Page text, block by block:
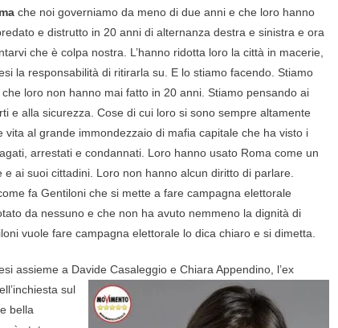
che noi governiamo da meno di due anni e che loro hanno
e distrutto in 20 anni di alternanza destra e sinistra e ora
che è colpa nostra. L’hanno ridotta loro la città in macerie,
la responsabilità di ritirarla su. E lo stiamo facendo. Stiamo
loro non hanno mai fatto in 20 anni. Stiamo pensando ai
e alla sicurezza. Cose di cui loro si sono sempre altamente
vita al grande immondezzaio di mafia capitale che ha visto i
arrestati e condannati. Loro hanno usato Roma come un
ai suoi cittadini. Loro non hanno alcun diritto di parlare.
fa Gentiloni che si mette a fare campagna elettorale
da nessuno e che non ha avuto nemmeno la dignità di
vuole fare campagna elettorale lo dica chiaro e si dimetta.
assieme a Davide Casaleggio e Chiara Appendino, l’ex
sul
bella